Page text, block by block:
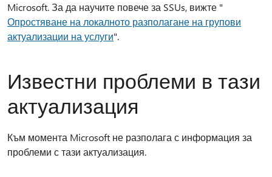
Microsoft. За да научите повече за SSUs, вижте "
Опростяване на локалното разполагане на групови
актуализации на услуги".
Известни проблеми в тази
актуализация
Към момента Microsoft не разполага с информация за
проблеми с тази актуализация.